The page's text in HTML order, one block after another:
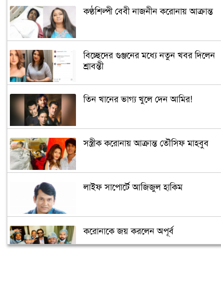
কণ্ঠশিল্পী বেবী নাজনীন করোনায় আক্রান্ত
বিচ্ছেদের গুঞ্জনের মধ্যে নতুন খবর দিলেন
শ্রাবন্তী
তিন খানের ভাগ্য খুলে দেন আমির!
সস্ত্রীক করোনায় আক্রান্ত তৌসিফ মাহবুব
লাইফ সাপোর্টে আজিজুল হাকিম
করোনাকে জয় করলেন অপূর্ব